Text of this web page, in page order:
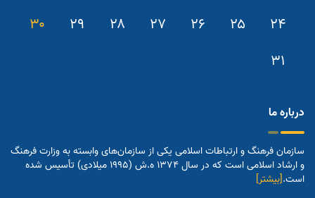
۲۴
۲۵ ۲۶ ۲۷ ۲۸ ۲۹
۳۰
۳۱
درباره ما
سازمان فرهنگ و ارتباطات اسلامی یکی از سازمان‌های وابسته به وزارت فرهنگ
و ارشاد اسلامی است که در سال 1374 ه.ش (1995 میلادی) تأسیس شده
است.[بیشتر]